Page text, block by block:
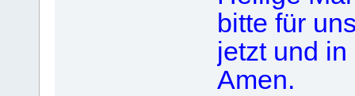
bitte für
jetzt und
Amen.